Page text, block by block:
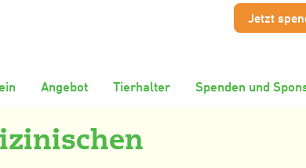
Jetzt
Angebot Tierhalter Spenden und